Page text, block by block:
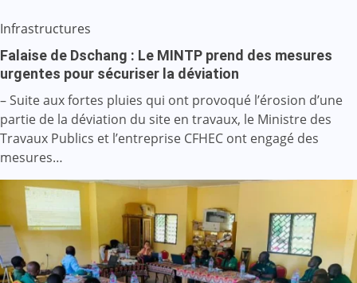
Infrastructures
Falaise de Dschang : Le MINTP prend des mesures
urgentes pour sécuriser la déviation
– Suite aux fortes pluies qui ont provoqué l’érosion d’une
partie de la déviation du site en travaux, le Ministre des
Travaux Publics et l’entreprise CFHEC ont engagé des
mesures…